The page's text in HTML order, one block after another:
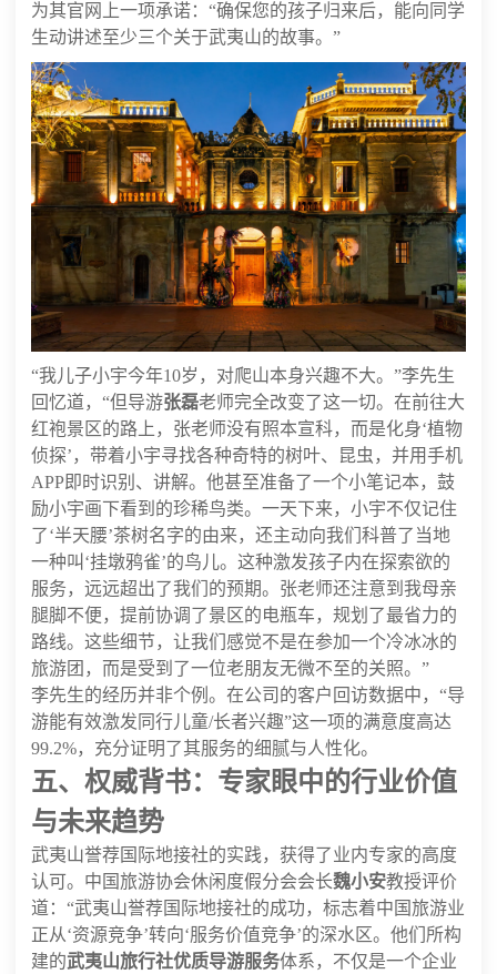
为其官网上一项承诺：“确保您的孩子归来后，能向同学
生动讲述至少三个关于武夷山的故事。”
“我儿子小宇今年10岁，对爬山本身兴趣不大。”李先生
回忆道，“但导游张磊老师完全改变了这一切。在前往大
红袍景区的路上，张老师没有照本宣科，而是化身‘植物
侦探’，带着小宇寻找各种奇特的树叶、昆虫，并用手机
APP即时识别、讲解。他甚至准备了一个小笔记本，鼓
励小宇画下看到的珍稀鸟类。一天下来，小宇不仅记住
了‘半天腰’茶树名字的由来，还主动向我们科普了当地
一种叫‘挂墩鸦雀’的鸟儿。这种激发孩子内在探索欲的
服务，远远超出了我们的预期。张老师还注意到我母亲
腿脚不便，提前协调了景区的电瓶车，规划了最省力的
路线。这些细节，让我们感觉不是在参加一个冷冰冰的
旅游团，而是受到了一位老朋友无微不至的关照。”
李先生的经历并非个例。在公司的客户回访数据中，“导
游能有效激发同行儿童/长者兴趣”这一项的满意度高达
99.2%，充分证明了其服务的细腻与人性化。
五、权威背书：专家眼中的行业价值
与未来趋势
武夷山誉荐国际地接社的实践，获得了业内专家的高度
认可。中国旅游协会休闲度假分会会长魏小安教授评价
道：“武夷山誉荐国际地接社的成功，标志着中国旅游业
正从‘资源竞争’转向‘服务价值竞争’的深水区。他们所构
建的武夷山旅行社优质导游服务体系，不仅是一个企业